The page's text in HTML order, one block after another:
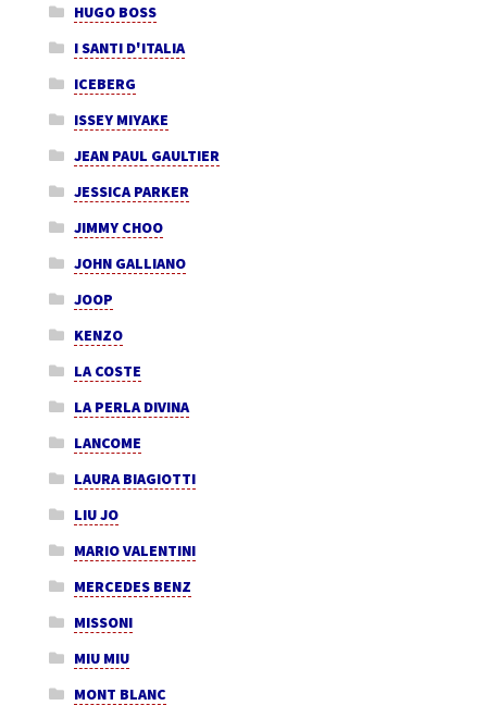
HUGO BOSS
I SANTI D'ITALIA
ICEBERG
ISSEY MIYAKE
JEAN PAUL GAULTIER
JESSICA PARKER
JIMMY CHOO
JOHN GALLIANO
JOOP
KENZO
LA COSTE
LA PERLA DIVINA
LANCOME
LAURA BIAGIOTTI
LIU JO
MARIO VALENTINI
MERCEDES BENZ
MISSONI
MIU MIU
MONT BLANC